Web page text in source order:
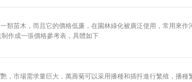
類苗木，而且它的價格低廉，在園林綠化被廣泛使用，常用來作
作成一張價格參考表，具體如下
，市場需求量巨大，萬壽菊可以采用播種和插扦進行繁殖，播種